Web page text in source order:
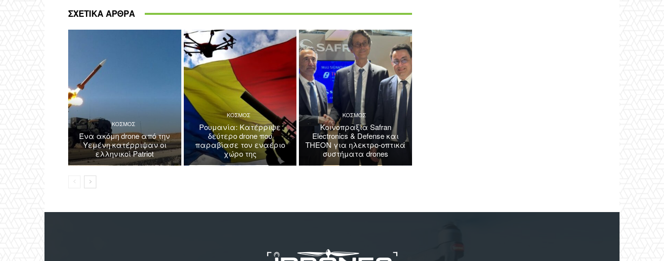
ΣΧΕΤΙΚΑ ΑΡΘΡΑ
ΚΟΣΜΟΣ
Ένα ακόμη drone από την
Υεμένη κατέρριψαν οι
ελληνικοί Patriot
ΚΟΣΜΟΣ
Ρουμανία: Κατέρριψε
δεύτερο drone που
παραβίασε τον εναέριο
χώρο της
ΚΟΣΜΟΣ
Κοινοπραξία Safran
Electronics & Defense και
THEON για ηλεκτρο-οπτικά
συστήματα drones